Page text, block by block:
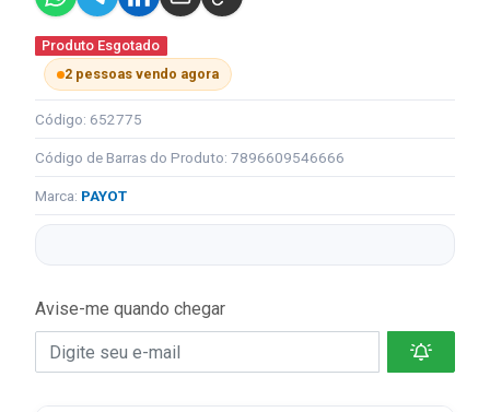
Produto Esgotado
2 pessoas vendo agora
Código: 652775
Código de Barras do Produto: 7896609546666
Marca: PAYOT
Avise-me quando chegar